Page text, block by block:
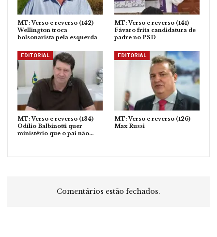
MT: Verso e reverso (142) –
Wellington troca
bolsonarista pela esquerda
MT: Verso e reverso (141) –
Fávaro frita candidatura de
padre no PSD
EDITORIAL
MT: Verso e reverso (134) –
Odílio Balbinotti quer
ministério que o pai não…
EDITORIAL
MT: Verso e reverso (126) –
Max Russi
Comentários estão fechados.